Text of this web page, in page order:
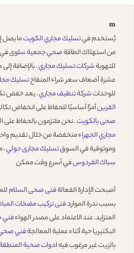
m
يُستخدم فيتسليك مجاري الكويت
من استهلاك الطاقةصحي جمعية سلوى
للتهويةشركات تسليك مجاري. بالإضافة
عشرة أضعاف سعر شراء المنفاختسليك
للوحداتشركة تنظيف مجاري. يعد خفض
القرينأمرًا أساسيًا للحفاظ على انخفاض
صحى بالكويت. نحن ملتزمون بالحفاظ على
مجاري الجهراءمنخفضة من خلال تقديم
وموثوقية في السوقتسليك مجارى حولي،
سباك الفردوسفي أسرع وقت ممكن
أصبحت الإدارة الفعالةفنى صحى السلام
بسبب ندرة المواردفنى تركيب مضخات
المتزايد. عند الاعتماد على مصدر الهواءفني
البكتيريا حية أثناء عملية المعالجةفني
بالزيت غير مرغوب فيهادوات صحية